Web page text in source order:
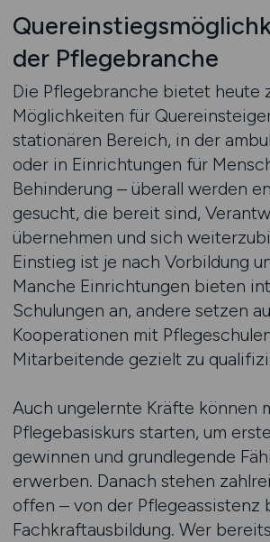
der Pflegebranche
Die Pflegebranche bietet heute
Möglichkeiten für
stationären Bereich, in der
oder in Einrichtungen für
Behinderung – überall werden
gesucht, die bereit sind,
übernehmen und sich
Einstieg ist je nach Vorbildung
Manche Einrichtungen bieten
Schulungen an, andere setzen
Kooperationen mit
Mitarbeitende gezielt zu
Auch ungelernte Kräfte können
Pflegebasiskurs starten, um
gewinnen und grundlegende
erwerben. Danach stehen
offen – von der Pflegeassistenz
Fachkraftausbildung. Wer